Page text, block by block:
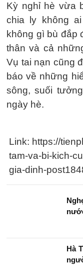
Kỳ nghỉ hè vừa
chia ly không
không gì bù đắp
thân và cả
Vụ tai nạn cũng
báo về những
sông, suối
ngày hè.
Link: https://
tam-va-bi-kich-
gia-dinh-
Hà